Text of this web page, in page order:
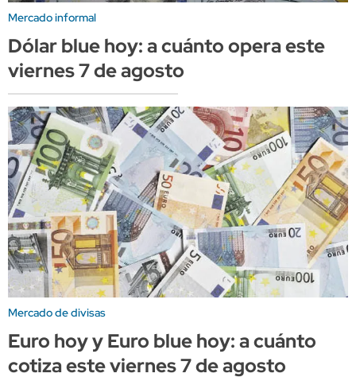
Mercado informal
Dólar blue hoy: a cuánto opera este
viernes 7 de agosto
Mercado de divisas
Euro hoy y Euro blue hoy: a cuánto
cotiza este viernes 7 de agosto